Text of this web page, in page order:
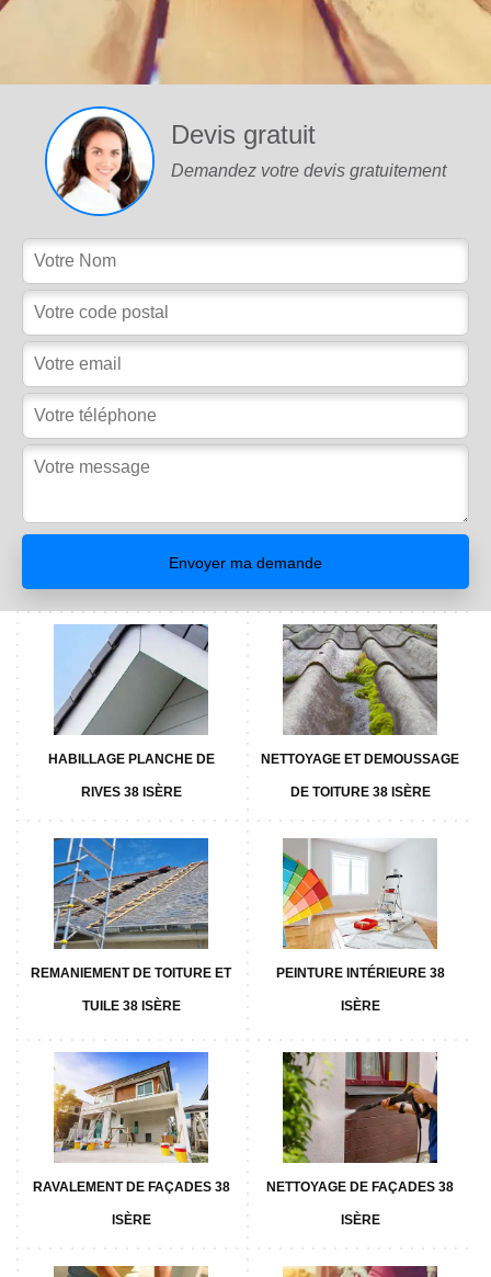
Devis gratuit
Demandez votre devis gratuitement
HABILLAGE PLANCHE DE
RIVES 38 ISÈRE
NETTOYAGE ET DEMOUSSAGE
DE TOITURE 38 ISÈRE
REMANIEMENT DE TOITURE ET
TUILE 38 ISÈRE
PEINTURE INTÉRIEURE 38
ISÈRE
RAVALEMENT DE FAÇADES 38
ISÈRE
NETTOYAGE DE FAÇADES 38
ISÈRE